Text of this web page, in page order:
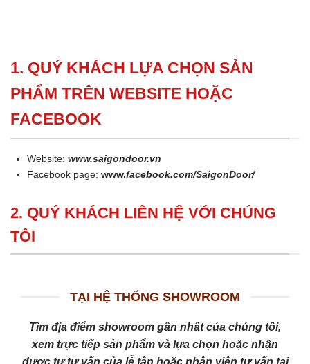
1. QUÝ KHÁCH LỰA CHỌN SẢN
PHẨM TRÊN WEBSITE HOẶC
FACEBOOK
Website:www.saigondoor.vn
Facebook page:www.facebook.com/SaigonDoor/
2. QUÝ KHÁCH LIÊN HỆ VỚI CHÚNG
TÔI
TẠI HỆ THỐNG SHOWROOM
Tìm địa điểm showroom gần nhất của chúng tôi,
xem trực tiếp sản phẩm và lựa chọn hoặc nhận
được tự tư vấn của lễ tân hoặc nhân viên tư vấn tại